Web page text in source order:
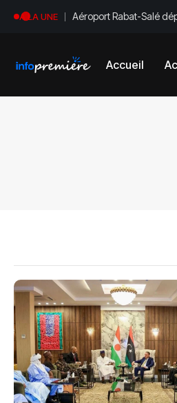
A LA UNE Aéroport Rabat-Salé
Accueil